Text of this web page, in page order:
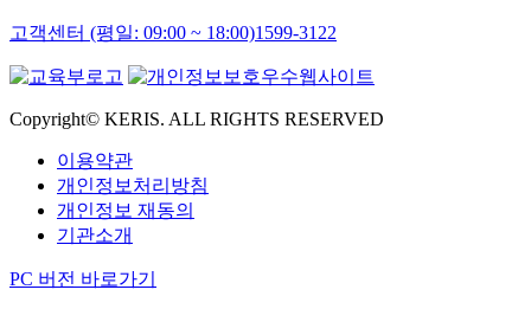
고객센터 (평일: 09:00 ~ 18:00)1599-3122
Copyright© KERIS. ALL RIGHTS RESERVED
이용약관
개인정보처리방침
개인정보 재동의
기관소개
PC 버전 바로가기